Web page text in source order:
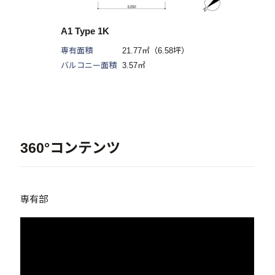
A1 Type 1K
専有面積
21.77㎡（6.58坪）
バルコニー面積
3.57㎡
360°コンテンツ
専有部